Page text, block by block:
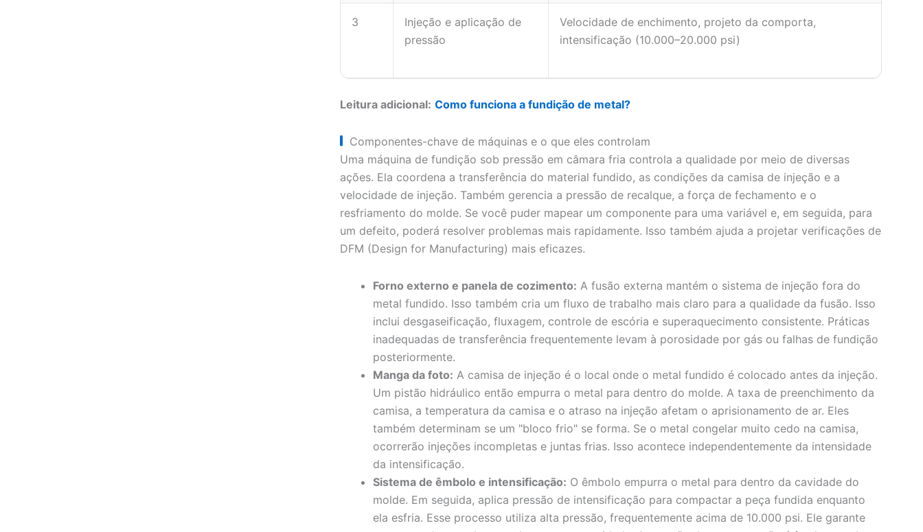
3
Injeção e aplicação de
pressão
Velocidade de enchimento, projeto da comporta,
intensificação (10.000–20.000 psi)
Leitura adicional: Como funciona a fundição de metal?
Componentes-chave de máquinas e o que eles controlam
Uma máquina de fundição sob pressão em câmara fria controla a qualidade por meio de diversas
ações. Ela coordena a transferência do material fundido, as condições da camisa de injeção e a
velocidade de injeção. Também gerencia a pressão de recalque, a força de fechamento e o
resfriamento do molde. Se você puder mapear um componente para uma variável e, em seguida, para
um defeito, poderá resolver problemas mais rapidamente. Isso também ajuda a projetar verificações de
DFM (Design for Manufacturing) mais eficazes.
Forno externo e panela de cozimento: A fusão externa mantém o sistema de injeção fora do
metal fundido. Isso também cria um fluxo de trabalho mais claro para a qualidade da fusão. Isso
inclui desgaseificação, fluxagem, controle de escória e superaquecimento consistente. Práticas
inadequadas de transferência frequentemente levam à porosidade por gás ou falhas de fundição
posteriormente.
Manga da foto: A camisa de injeção é o local onde o metal fundido é colocado antes da injeção.
Um pistão hidráulico então empurra o metal para dentro do molde. A taxa de preenchimento da
camisa, a temperatura da camisa e o atraso na injeção afetam o aprisionamento de ar. Eles
também determinam se um "bloco frio" se forma. Se o metal congelar muito cedo na camisa,
ocorrerão injeções incompletas e juntas frias. Isso acontece independentemente da intensidade
da intensificação.
Sistema de êmbolo e intensificação: O êmbolo empurra o metal para dentro da cavidade do
molde. Em seguida, aplica pressão de intensificação para compactar a peça fundida enquanto
ela esfria. Esse processo utiliza alta pressão, frequentemente acima de 10.000 psi. Ele garante